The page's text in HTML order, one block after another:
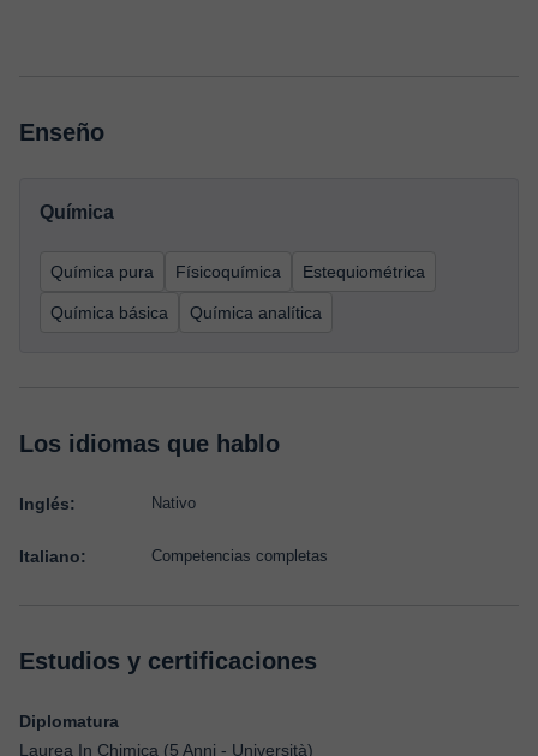
Enseño
Química
Química pura Físicoquímica Estequiométrica
Química básica Química analítica
Los idiomas que hablo
Inglés: Nativo
Italiano: Competencias completas
Estudios y certificaciones
Diplomatura
Laurea In Chimica (5 Anni - Università)